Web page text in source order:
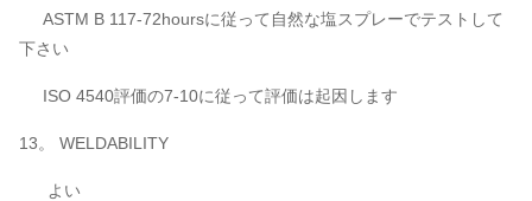
ASTM B 117-72hoursに従って自然な塩スプレーでテストして
下さい
ISO 4540評価の7-10に従って評価は起因します
13。 WELDABILITY
よい